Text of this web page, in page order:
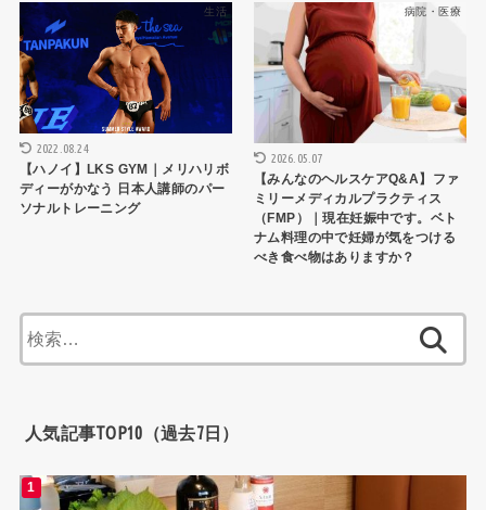
生活
2022.08.24
【ハノイ】LKS GYM｜メリハリボ
ディーがかなう 日本人講師のパー
ソナルトレーニング
病院・医療
2026.05.07
【みんなのヘルスケアQ&A】ファ
ミリーメディカルプラクティス
（FMP）｜現在妊娠中です。ベト
ナム料理の中で妊婦が気をつける
べき食べ物はありますか？
索:
人気記事TOP10（過去7日）